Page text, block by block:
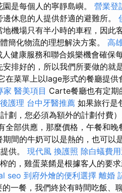
是每個人的寧靜島嶼。 營業登
休息的人提供舒適的避難所。
機場只有半小時的車程，因此
簡化物流的理想解決方案。 高
人健康服務和聯合娛樂機會確保
排好的，所以我們所要做的就
在菜單上以lage形式的餐廳提供
家 醫美項目 Carte餐廳也有定期
護理 台中牙醫推薦 如果旅行是
劃，您必須為額外的計劃付費）
全部供應，那麼價格，午餐和晚
間的牛奶可以是熱的，也可以
供。 現代風 換護照 除白蟻費
的，雞蛋菜餚是根據客人的要
seo 到府外燴的便利選擇 離婚
一餐，我們終於有時間吃飯、